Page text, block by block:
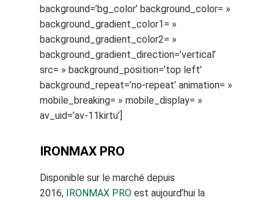
background=’bg_color’ background_color= »
background_gradient_color1= »
background_gradient_color2= »
background_gradient_direction=’vertical’
src= » background_position=’top left’
background_repeat=’no-repeat’ animation= »
mobile_breaking= » mobile_display= »
av_uid=’av-11kirtu’]
IRONMAX PRO
Disponible sur le marché depuis
2016, IRONMAX PROest aujourd’hui la